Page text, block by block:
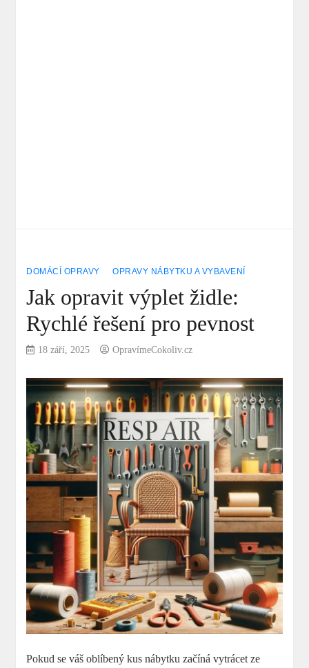
DOMÁCÍ OPRAVY OPRAVY NÁBYTKU A VYBAVENÍ
Jak opravit výplet židle:
Rychlé řešení pro pevnost
18 září, 2025 OpravímeCokoliv.cz
Pokud se váš oblíbený kus nábytku začíná vytrácet ze